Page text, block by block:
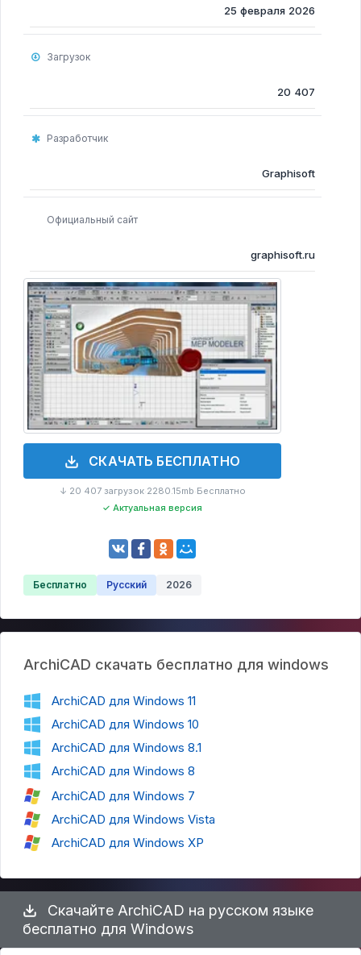
Программы для очистки компьютера
Программы для Монтажа Видео
25 февраля 2026
Загрузок
20 407
Разработчик
Graphisoft
Официальный сайт
graphisoft.ru
СКАЧАТЬ БЕСПЛАТНО
↓ 20 407 загрузок·2280.15mb·Бесплатно
✓ Актуальная версия
Бесплатно Русский 2026
ArchiCAD скачать бесплатно для windows
ArchiCAD для Windows 11
ArchiCAD для Windows 10
ArchiCAD для Windows 8.1
ArchiCAD для Windows 8
ArchiCAD для Windows 7
ArchiCAD для Windows Vista
ArchiCAD для Windows XP
Скачайте ArchiCAD на русском языке
бесплатно для Windows